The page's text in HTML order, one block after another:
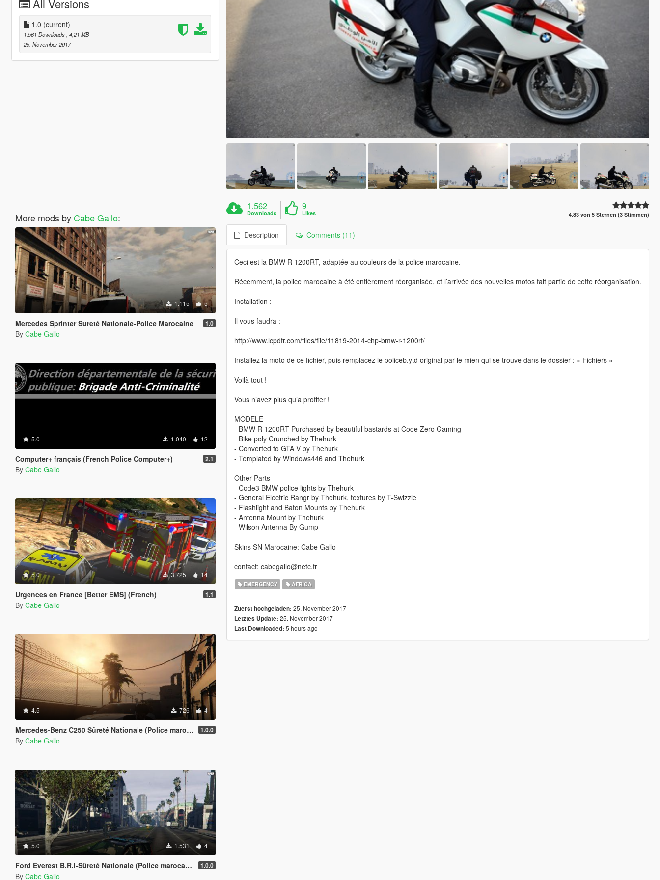
All Versions
1.0 (current)
1.561 Downloads , 4,21 MB
25. November 2017
More mods by Cabe Gallo:
1.115 5
Mercedes Sprinter Sureté Nationale-Police Marocaine 1.0
By Cabe Gallo
5.0 1.040 12
Computer+ français (French Police Computer+) 2.1
By Cabe Gallo
5.0 3.725 14
Urgences en France [Better EMS] (French) 1.1
By Cabe Gallo
4.5 726 4
Mercedes-Benz C250 Sûreté Nationale (Police marocaine) - Morrocan Police 1.0.0
By Cabe Gallo
5.0 1.531 4
Ford Everest B.R.I-Sûreté Nationale (Police marocaine) 1.0.0
By Cabe Gallo
1.562
Downloads
9
Likes 4.83 von 5 Sternen (3 Stimmen)
Description Comments (11)
Ceci est la BMW R 1200RT, adaptée au couleurs de la police marocaine.
Récemment, la police marocaine à été entièrement réorganisée, et l’arrivée des nouvelles motos fait partie de cette réorganisation.
Installation :
Il vous faudra :
http://www.lcpdfr.com/files/file/11819-2014-chp-bmw-r-1200rt/
Installez la moto de ce fichier, puis remplacez le policeb.ytd original par le mien qui se trouve dans le dossier : « Fichiers »
Voilà tout !
Vous n’avez plus qu’a profiter !
MODELE
- BMW R 1200RT Purchased by beautiful bastards at Code Zero Gaming
- Bike poly Crunched by Thehurk
- Converted to GTA V by Thehurk
- Templated by Windows446 and Thehurk
Other Parts
- Code3 BMW police lights by Thehurk
- General Electric Rangr by Thehurk, textures by T-Swizzle
- Flashlight and Baton Mounts by Thehurk
- Antenna Mount by Thehurk
- Wilson Antenna By Gump
Skins SN Marocaine: Cabe Gallo
contact: cabegallo@netc.fr
EMERGENCY AFRICA
Zuerst hochgeladen: 25. November 2017
Letztes Update: 25. November 2017
Last Downloaded: 5 hours ago